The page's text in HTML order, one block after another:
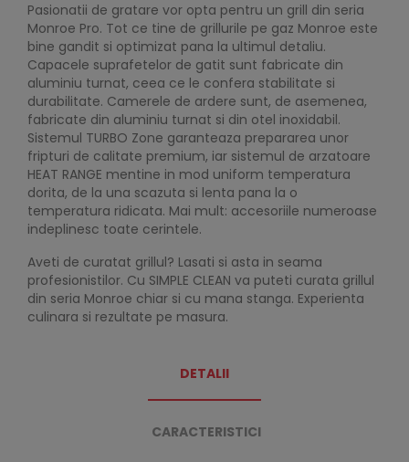
Pasionatii de gratare vor opta pentru un grill din seria
Monroe Pro. Tot ce tine de grillurile pe gaz Monroe este
bine gandit si optimizat pana la ultimul detaliu.
Capacele suprafetelor de gatit sunt fabricate din
aluminiu turnat, ceea ce le confera stabilitate si
durabilitate. Camerele de ardere sunt, de asemenea,
fabricate din aluminiu turnat si din otel inoxidabil.
Sistemul TURBO Zone garanteaza prepararea unor
fripturi de calitate premium, iar sistemul de arzatoare
HEAT RANGE mentine in mod uniform temperatura
dorita, de la una scazuta si lenta pana la o
temperatura ridicata. Mai mult: accesoriile numeroase
indeplinesc toate cerintele.
Aveti de curatat grillul? Lasati si asta in seama
profesionistilor. Cu SIMPLE CLEAN va puteti curata grillul
din seria Monroe chiar si cu mana stanga. Experienta
culinara si rezultate pe masura.
DETALII
CARACTERISTICI